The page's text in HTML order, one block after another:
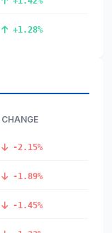
+1.28%
CHANGE
-2.15%
-1.89%
-1.45%